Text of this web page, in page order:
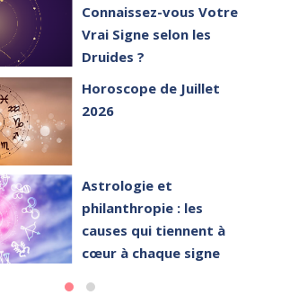
Connaissez-vous Votre
Vrai Signe selon les
Druides ?
Horoscope de Juillet
2026
Astrologie et
philanthropie : les
causes qui tiennent à
cœur à chaque signe